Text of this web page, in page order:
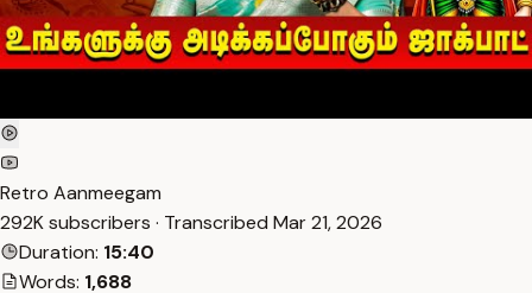
Retro Aanmeegam
292K subscribers · Transcribed Mar 21, 2026
Duration: 15:40
Words: 1,688